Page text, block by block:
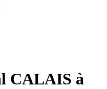
CALAIS à